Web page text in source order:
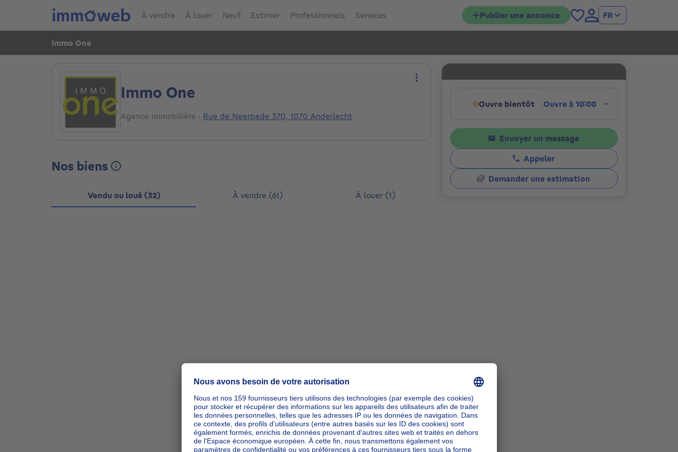
À vendre À louer Neuf Estimer Professionnels Services Publier une annonce FR
Immo One
Immo One
Agence immobilière · Rue de Neerpede 370, 1070 Anderlecht
Plus d'actions
Nos biens
Vendu ou loué (32) À vendre (61) À louer (1)
ipp_action_zoomIn
ipp_action_zoomOut
Ouvre bientôt Ouvre à 10:00
Cliquez pour afficher les horaires
Envoyer un message
Appeler
Demander une estimation